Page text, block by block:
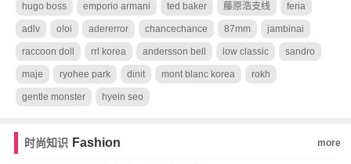
hugo boss emporio armani ted baker 藤原浩支线 feria
adlv o!oi adererror chancechance 87mm jambinai
raccoon doll rrl korea andersson bell low classic sandro
maje ryohee park dinit mont blanc korea rokh
gentle monster hyein seo
时尚知识 Fashion more